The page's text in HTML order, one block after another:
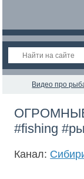
Видео про
#fishing
Канал: